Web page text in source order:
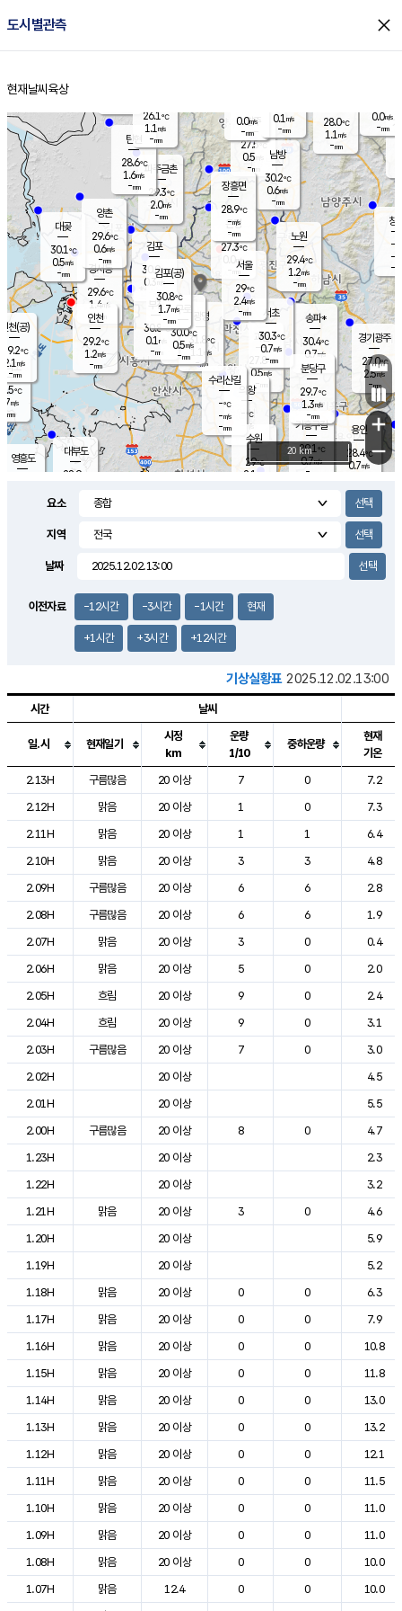
도시별관측 close
홈
현재날씨 육상
의도
℃
m/s
mm
영흥도
양주
27.5℃
0.5
-mm
과천
27.8℃
0.5m/s
- mm
용인
28.4℃
0.7m/s
경기광주
27.0℃
2.5m/s
-mm
2.1m/s
대부도
28.9
경서동
29.6℃
1.4 m/s
-mm
파주금촌
29.3℃
2.0m/s
-mm
28.0℃
1.1 m/s
-mm
대곶
30.1℃
0.5m/s
-mm
창
-
-m/
-
탄현
28.6℃
1.6m/s
-mm
0.0m/s
-mm
의왕
- ℃
m/s
mm
김포
30.0℃
0.3 m/s
mm
광명
31.8 ℃
1.1 m/s
-mm
부천
30.8℃
0.1 m/s
-mm
양촌
29.6℃
0.6m/s
-mm
구로
30.0℃
0.5m/s
-mm
은평
27.3℃
0.0 m/s
- mm
노원
29.4℃
1.2m/s
-mm
송파*
30.4℃
0.7m/s
-mm
서초
30.3℃
0.7m/s
-mm
남방
30.2℃
0.6m/s
-mm
기흥구갈
29.1℃
0.7m/s
-
수리산길
-℃
-m/s
-mm
분당구
29.7℃
1.3m/s
-mm
장흥면
28.9℃
-m/s
-mm
0.0m/s
-mm
인천(공)
29.2℃
2.1 m/s
-mm
김포(공)
30.8℃
1.7m/s
-mm
수원
29℃
2.1 m/s
인천
29.2℃
1.2m/s
-mm
서울
29℃
2.4m/s
-mm
26.1℃
1.1 m/s
-mm
0.1 m/s
-mm
+
−
20 km
요소
지역
날짜
이전자료 -12시간 -3시간 -1시간 현재
+1시간 +3시간 +12시간
기상실황표 2025.12.02.13:00
도시별 기상실황표로 지점, 날씨, 기온, 강수, 바람, 기압등을 안내한 표입
시간 날씨
일.시 현재일기
시정
km
운량
1/10
중하운량
현재
기온
2.13H
구름많음 20 이상 7 0
7.2
2.12H
맑음 20 이상 1 0
7.3
2.11H
맑음 20 이상 1 1
6.4
2.10H
맑음 20 이상 3 3
4.8
2.09H
구름많음 20 이상 6 6
2.8
2.08H
구름많음 20 이상 6 6
1.9
2.07H
맑음 20 이상 3 0
0.4
2.06H
맑음 20 이상 5 0
2.0
2.05H
흐림 20 이상 9 0
2.4
2.04H
흐림 20 이상 9 0
3.1
2.03H
구름많음 20 이상 7 0
3.0
2.02H
20 이상
4.5
2.01H
20 이상
5.5
2.00H
구름많음 20 이상 8 0
4.7
1.23H
20 이상
2.3
1.22H
20 이상
3.2
1.21H
맑음 20 이상 3 0
4.6
1.20H
20 이상
5.9
1.19H
20 이상
5.2
1.18H
맑음 20 이상 0 0
6.3
1.17H
맑음 20 이상 0 0
7.9
1.16H
맑음 20 이상 0 0
10.8
1.15H
맑음 20 이상 0 0
11.8
1.14H
맑음 20 이상 0 0
13.0
1.13H
맑음 20 이상 0 0
13.2
1.12H
맑음 20 이상 0 0
12.1
1.11H
맑음 20 이상 0 0
11.5
1.10H
맑음 20 이상 0 0
11.0
1.09H
맑음 20 이상 0 0
11.0
1.08H
맑음 20 이상 0 0
10.0
1.07H
맑음 12.4 0 0
10.0